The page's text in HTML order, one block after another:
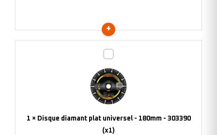
plat
universel
-
-
1 × Disque diamant plat universel - 180mm - 303390
(x1)